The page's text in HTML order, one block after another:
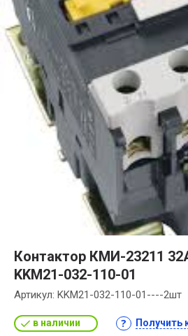
Контактор КМИ-23211
KKM21-032-110-01
Артикул: KKM21-032-110-01----2шт
в наличии Получить